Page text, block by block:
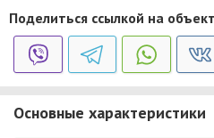
Поделиться ссылкой на объект
Основные характеристики